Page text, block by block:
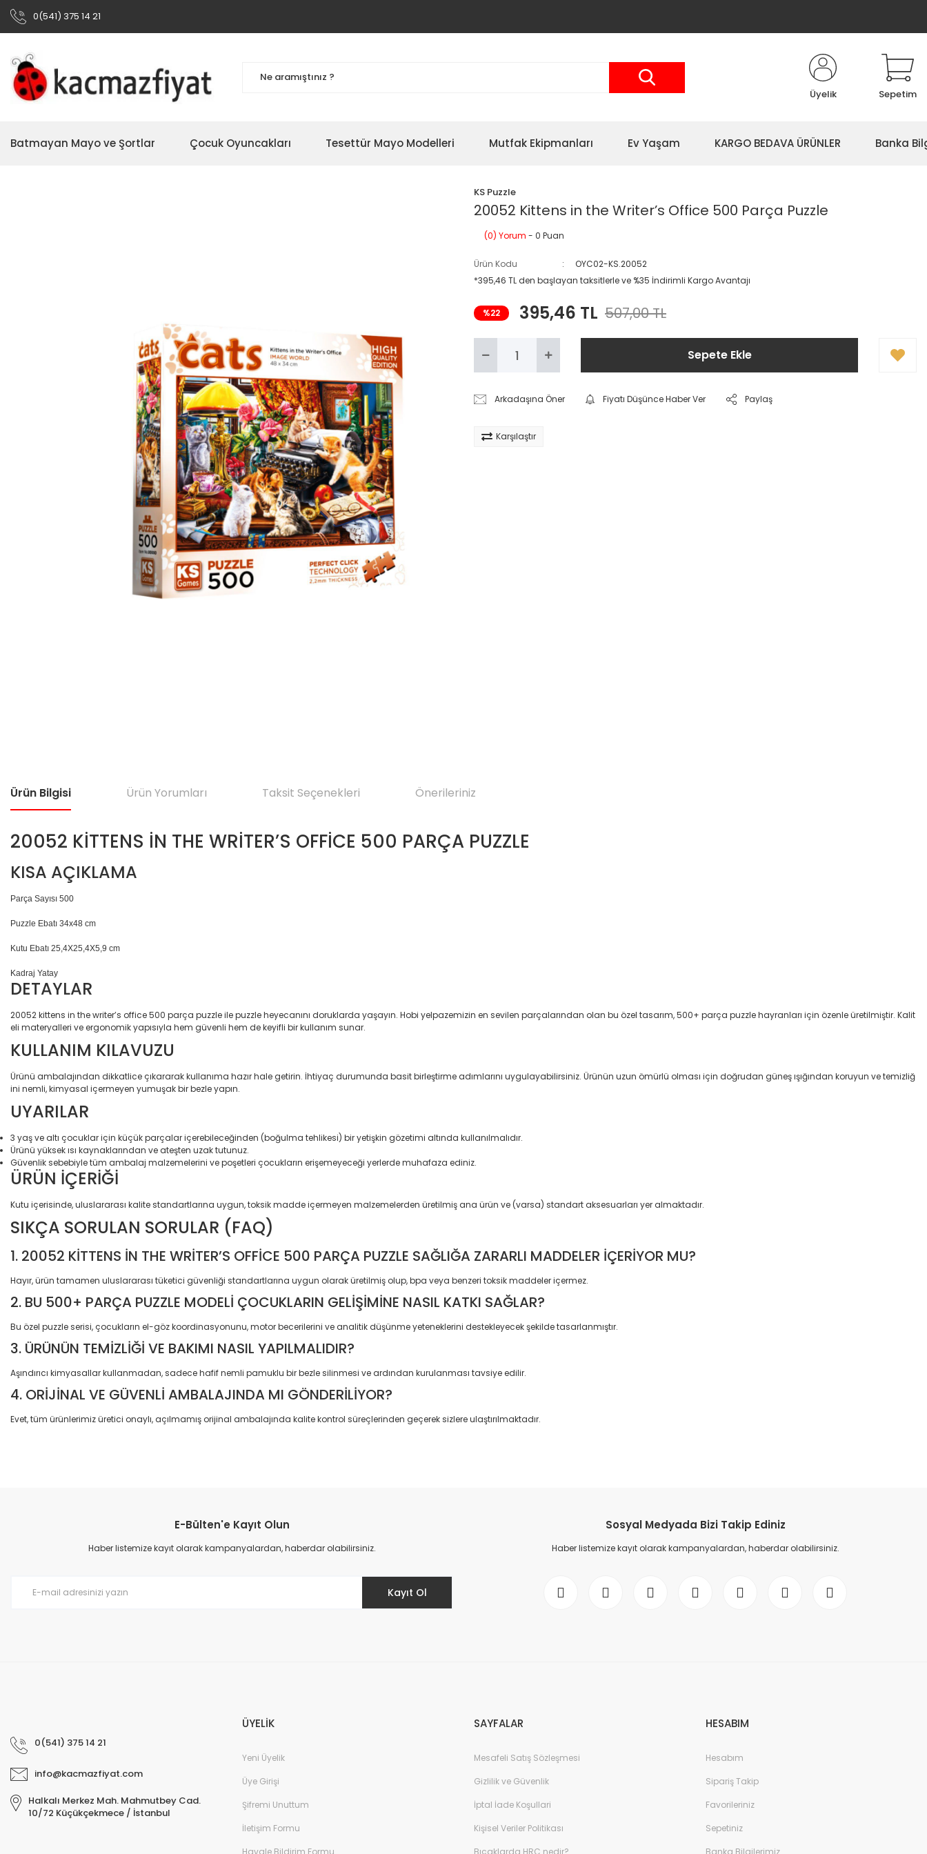
0(541) 375 14 21
Üyelik Sepetim
Batmayan Mayo ve Şortlar Çocuk Oyuncakları Tesettür Mayo Modelleri Mutfak Ekipmanları Ev Yaşam KARGO BEDAVA ÜRÜNLER Banka
KS Puzzle
20052 Kittens in the Writer’s Office 500 Parça Puzzle
(0) Yorum - 0 Puan
Ürün Kodu
OYC02-KS.20052
*395,46 TL den başlayan taksitlerle ve %35 İndirimli Kargo Avantajı
%22 395,46 TL 507,00 TL
Sepete Ekle
Arkadaşına Öner Fiyatı Düşünce Haber Ver Paylaş
Karşılaştır
Ürün Bilgisi Ürün Yorumları Taksit Seçenekleri Önerileriniz
20052 KİTTENS İN THE WRİTER’S OFFİCE 500 PARÇA PUZZLE
KISA AÇIKLAMA
Parça Sayısı 500
Puzzle Ebatı 34x48 cm
Kutu Ebatı 25,4X25,4X5,9 cm
Kadraj Yatay
DETAYLAR
20052 kittens in the writer’s office 500 parça puzzle ile puzzle heyecanını doruklarda yaşayın. Hobi yelpazemizin en sevilen parçalarından olan bu özel tasarım, 500+ parça puzzle hayranları için özenle üretilmiştir. Kalit
eli materyalleri ve ergonomik yapısıyla hem güvenli hem de keyifli bir kullanım sunar.
KULLANIM KILAVUZU
Ürünü ambalajından dikkatlice çıkararak kullanıma hazır hale getirin. İhtiyaç durumunda basit birleştirme adımlarını uygulayabilirsiniz. Ürünün uzun ömürlü olması için doğrudan güneş ışığından koruyun ve temizliğ
ini nemli, kimyasal içermeyen yumuşak bir bezle yapın.
UYARILAR
3 yaş ve altı çocuklar için küçük parçalar içerebileceğinden (boğulma tehlikesi) bir yetişkin gözetimi altında kullanılmalıdır.
Ürünü yüksek ısı kaynaklarından ve ateşten uzak tutunuz.
Güvenlik sebebiyle tüm ambalaj malzemelerini ve poşetleri çocukların erişemeyeceği yerlerde muhafaza ediniz.
ÜRÜN İÇERİĞİ
Kutu içerisinde, uluslararası kalite standartlarına uygun, toksik madde içermeyen malzemelerden üretilmiş ana ürün ve (varsa) standart aksesuarları yer almaktadır.
SIKÇA SORULAN SORULAR (FAQ)
1. 20052 KİTTENS İN THE WRİTER’S OFFİCE 500 PARÇA PUZZLE SAĞLIĞA ZARARLI MADDELER İÇERİYOR MU?
Hayır, ürün tamamen uluslararası tüketici güvenliği standartlarına uygun olarak üretilmiş olup, bpa veya benzeri toksik maddeler içermez.
2. BU 500+ PARÇA PUZZLE MODELİ ÇOCUKLARIN GELİŞİMİNE NASIL KATKI SAĞLAR?
Bu özel puzzle serisi, çocukların el-göz koordinasyonunu, motor becerilerini ve analitik düşünme yeteneklerini destekleyecek şekilde tasarlanmıştır.
3. ÜRÜNÜN TEMİZLİĞİ VE BAKIMI NASIL YAPILMALIDIR?
Aşındırıcı kimyasallar kullanmadan, sadece hafif nemli pamuklu bir bezle silinmesi ve ardından kurulanması tavsiye edilir.
4. ORİJİNAL VE GÜVENLİ AMBALAJINDA MI GÖNDERİLİYOR?
Evet, tüm ürünlerimiz üretici onaylı, açılmamış orijinal ambalajında kalite kontrol süreçlerinden geçerek sizlere ulaştırılmaktadır.
Ürün resmi kalitesiz, bozuk veya görüntülenemiyor.
Ürün açıklamasında eksik bilgiler bulunuyor.
E-Bülten'e Kayıt Olun
Haber listemize kayıt olarak kampanyalardan, haberdar olabilirsiniz.
Kayıt Ol
Sosyal Medyada Bizi Takip Ediniz
Haber listemize kayıt olarak kampanyalardan, haberdar olabilirsiniz.
0(541) 375 14 21
info@kacmazfiyat.com
Halkalı Merkez Mah. Mahmutbey Cad.
10/72 Küçükçekmece / İstanbul
ÜYELİK
Yeni Üyelik
Üye Girişi
Şifremi Unuttum
İletişim Formu
Havale Bildirim Formu
SAYFALAR
Mesafeli Satış Sözleşmesi
Gizlilik ve Güvenlik
İptal İade Koşullari
Kişisel Veriler Politikası
Bıçaklarda HRC nedir?
HESABIM
Hesabım
Sipariş Takip
Favorileriniz
Sepetiniz
Banka Bilgilerimiz